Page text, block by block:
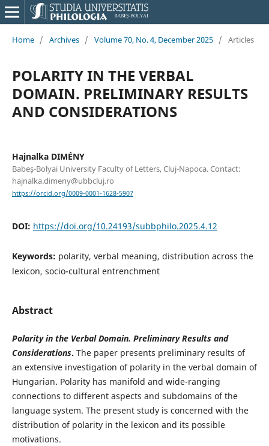
Home / Archives / Volume 70, No. 4, December 2025 / Articles
POLARITY IN THE VERBAL
DOMAIN. PRELIMINARY RESULTS
AND CONSIDERATIONS
Hajnalka DIMÉNY
Babeș-Bolyai University Faculty of Letters, Cluj-Napoca. Contact:
hajnalka.dimeny@ubbcluj.ro
https://orcid.org/0009-0001-1628-5907
DOI: https://doi.org/10.24193/subbphilo.2025.4.12
Keywords: polarity, verbal meaning, distribution across the
lexicon, socio-cultural entrenchment
Abstract
Polarity in the Verbal Domain. Preliminary Results and
Considerations. The paper presents preliminary results of
an extensive investigation of polarity in the verbal domain of
Hungarian. Polarity has manifold and wide-ranging
connections to different aspects and subdomains of the
language system. The present study is concerned with the
distribution of polarity in the lexicon and its possible
motivations.